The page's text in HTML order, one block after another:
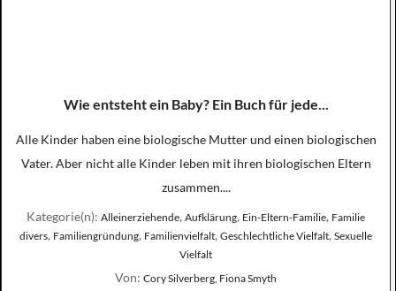
Wie entsteht ein Baby? Ein Buch für jede...
Alle Kinder haben eine biologische Mutter und einen biologischen
Vater. Aber nicht alle Kinder leben mit ihren biologischen Eltern
zusammen....
Kategorie(n): Alleinerziehende, Aufklärung, Ein-Eltern-Familie, Familie
divers, Familiengründung, Familienvielfalt, Geschlechtliche Vielfalt, Sexuelle
Vielfalt
Von: Cory Silverberg, Fiona Smyth